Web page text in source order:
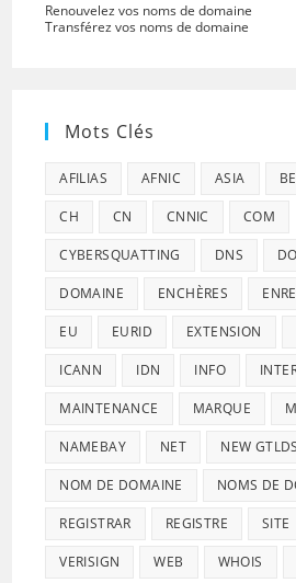
Renouvelez vos noms de domaine
Transférez vos noms de domaine
Mots Clés
AFILIAS AFNIC ASIA BE
CH CN CNNIC COM
CYBERSQUATTING DNS
DOMAINE ENCHÈRES
EU EURID EXTENSION
ICANN IDN INFO
MAINTENANCE MARQUE
NAMEBAY NET NEW GTLDS
NOM DE DOMAINE NOMS DE
REGISTRAR REGISTRE SITE
VERISIGN WEB WHOIS